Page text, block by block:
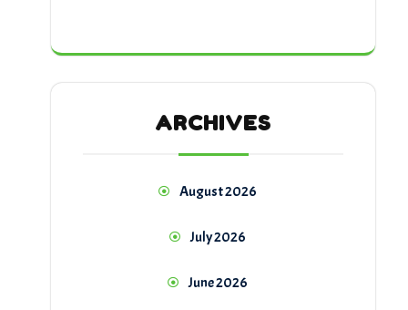
ARCHIVES
August 2026
July 2026
June 2026